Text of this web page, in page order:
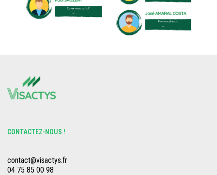
CONTACTEZ-NOUS !
contact@visactys.fr
04 75 85 00 98